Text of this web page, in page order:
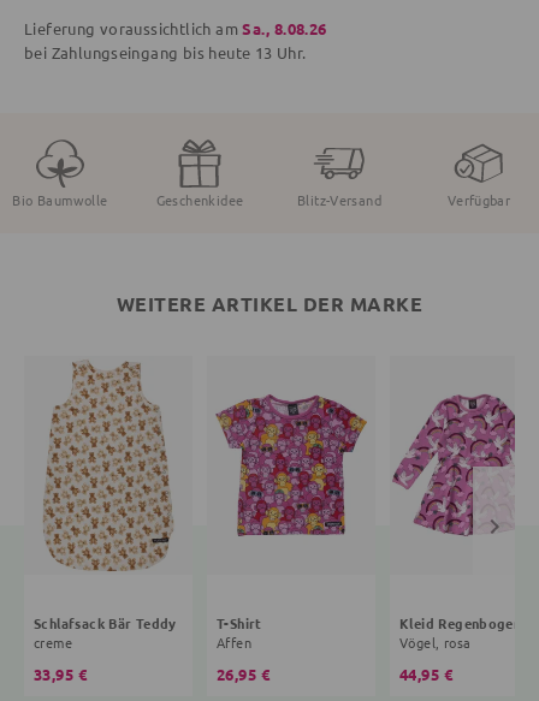
Lieferung voraussichtlich amSa., 8.08.26
bei Zahlungseingang bis heute 13 Uhr.
Bio Baumwolle Geschenkidee Blitz-Versand Verfügbar
WEITERE ARTIKEL DER MARKE
Schlafsack Bär Teddy
creme
33,95 €
T-Shirt
Affen
26,95 €
Vögel, rosa
44,95 €